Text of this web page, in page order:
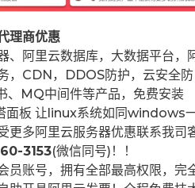
理商优惠
、阿里云数据库，大数据平台，
，CDN，DDOS防护，云安全防
、MQ中间件等产品，免费安装
面板 让 linux系统如同windows
更多阿里云服务器优惠联系我司
3153(微信同号)！！
员账号，拥有全部最高权限，完